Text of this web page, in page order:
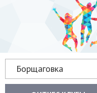
Борщаговка